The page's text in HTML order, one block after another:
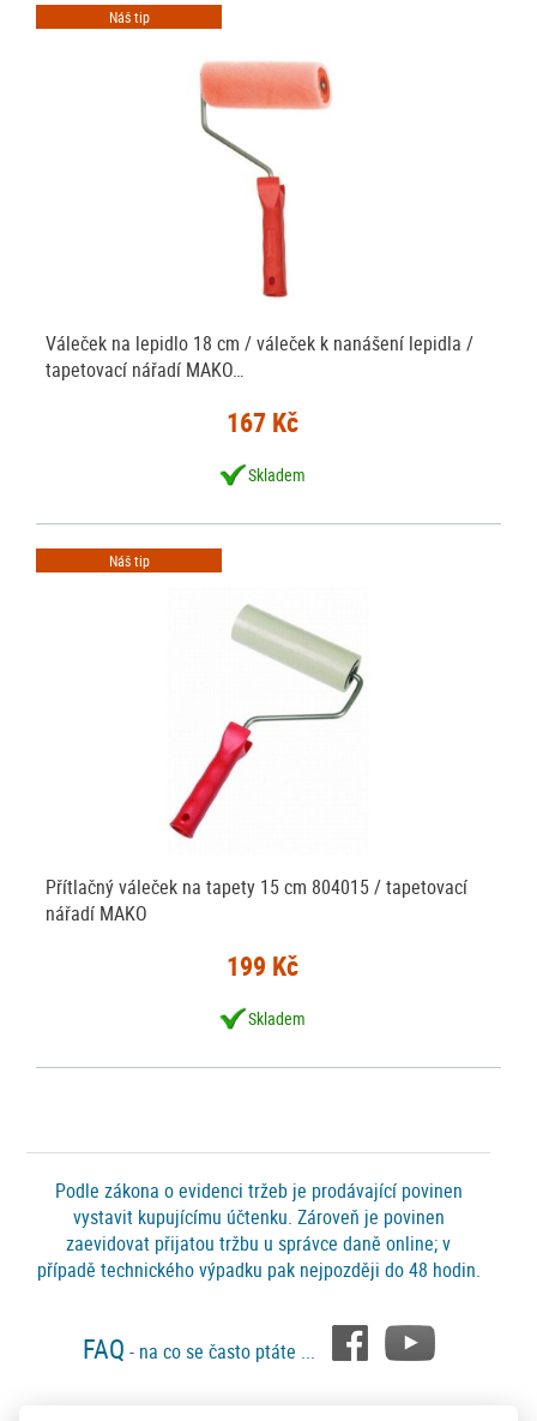
Náš tip
Váleček na lepidlo 18 cm / váleček k nanášení lepidla /
tapetovací nářadí MAKO…
167 Kč
Skladem
Náš tip
Přítlačný váleček na tapety 15 cm 804015 / tapetovací
nářadí MAKO
199 Kč
Skladem
Podle zákona o evidenci tržeb je prodávající povinen
vystavit kupujícímu účtenku. Zároveň je povinen
zaevidovat přijatou tržbu u správce daně online; v
případě technického výpadku pak nejpozději do 48 hodin.
FAQ - na co se často ptáte ...